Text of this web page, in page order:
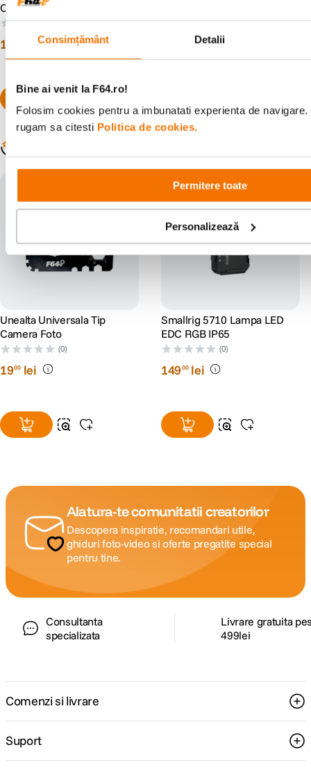
Consimțământ Detalii
Bine ai venit la F64.ro!
Folosim cookies pentru a imbunatati experienta de
rugam sa citesti Politica de cookies.
Permitere toate
Personalizează
Camera Foto
(0)
19
Calatorie Negru
(2)
lei
Unealta Universala Tip
Camera Foto
(0)
1900 lei
Smallrig 5710 Lampa LED
EDC RGB IP65
(0)
14900 lei
Alatura-te comunitatii creatorilor
Descopera inspiratie, recomandari utile,
ghiduri foto-video si oferte pregatite special
pentru tine.
Consultanta
specializata
Livrare gratuita
499lei
Comenzi si livrare
Suport